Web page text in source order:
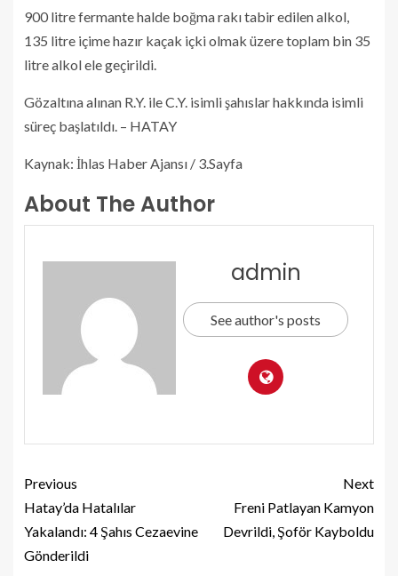
900 litre fermante halde boğma rakı tabir edilen alkol,
135 litre içime hazır kaçak içki olmak üzere toplam bin 35
litre alkol ele geçirildi.
Gözaltına alınan R.Y. ile C.Y. isimli şahıslar hakkında isimli
süreç başlatıldı. – HATAY
Kaynak: İhlas Haber Ajansı / 3.Sayfa
About The Author
admin
See author's posts
Previous
Hatay’da Hatalılar
Yakalandı: 4 Şahıs Cezaevine
Gönderildi
Next
Freni Patlayan Kamyon
Devrildi, Şoför Kayboldu